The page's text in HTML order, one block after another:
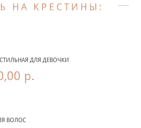
НА КРЕСТИНЫ:
ДЛЯ ДЕВОЧКИ
р.
ВОЛОС